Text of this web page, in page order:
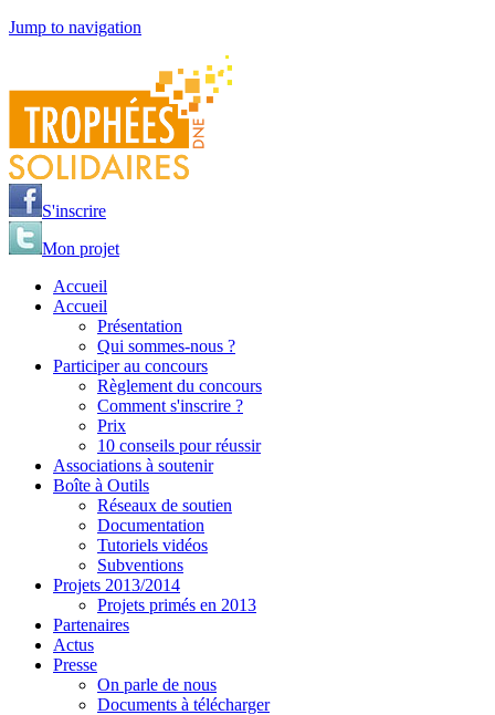
Jump to navigation
S'inscrire
Mon projet
Accueil
Accueil
Présentation
Qui sommes-nous ?
Participer au concours
Règlement du concours
Comment s'inscrire ?
Prix
10 conseils pour réussir
Associations à soutenir
Boîte à Outils
Réseaux de soutien
Documentation
Tutoriels vidéos
Subventions
Projets 2013/2014
Projets primés en 2013
Partenaires
Actus
Presse
On parle de nous
Documents à télécharger